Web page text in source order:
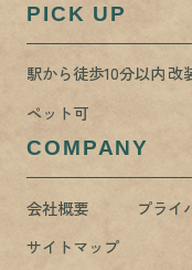
PICK UP
駅から徒歩10分以内改
ペット可
COMPANY
会社概要 プライ
サイトマップ